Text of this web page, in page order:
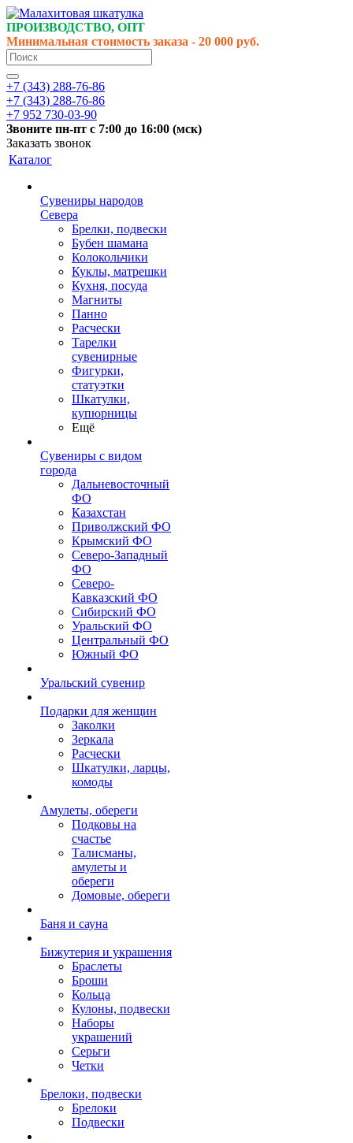
ПРОИЗВОДСТВО, ОПТ
Минимальная стоимость заказа - 20 000 руб.
+7 (343) 288-76-86
+7 (343) 288-76-86
+7 952 730-03-90
Звоните пн-пт с 7:00 до 16:00 (мск)
Заказать звонок
Каталог
Сувениры народов
Севера
Брелки, подвески
Бубен шамана
Колокольчики
Куклы, матрешки
Кухня, посуда
Магниты
Панно
Расчески
Тарелки
сувенирные
Фигурки,
статуэтки
Шкатулки,
купюрницы
Ещё
Сувениры с видом
города
Дальневосточный
ФО
Казахстан
Приволжский ФО
Крымский ФО
Северо-Западный
ФО
Северо-
Кавказский ФО
Сибирский ФО
Уральский ФО
Центральный ФО
Южный ФО
Уральский сувенир
Подарки для женщин
Заколки
Зеркала
Расчески
Шкатулки, ларцы,
комоды
Амулеты, обереги
Подковы на
счастье
Талисманы,
амулеты и
обереги
Домовые, обереги
Баня и сауна
Бижутерия и украшения
Браслеты
Броши
Кольца
Кулоны, подвески
Наборы
украшений
Серьги
Четки
Брелоки, подвески
Брелоки
Подвески